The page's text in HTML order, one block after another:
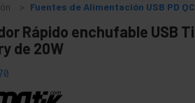
Fuentes de Alimentación USB PD
Rápido enchufable USB
de 20W